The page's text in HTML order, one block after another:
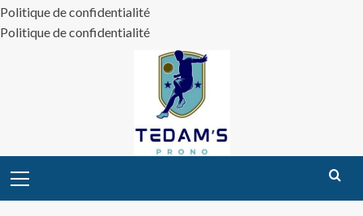
Politique de confidentialité
Politique de confidentialité
Menu